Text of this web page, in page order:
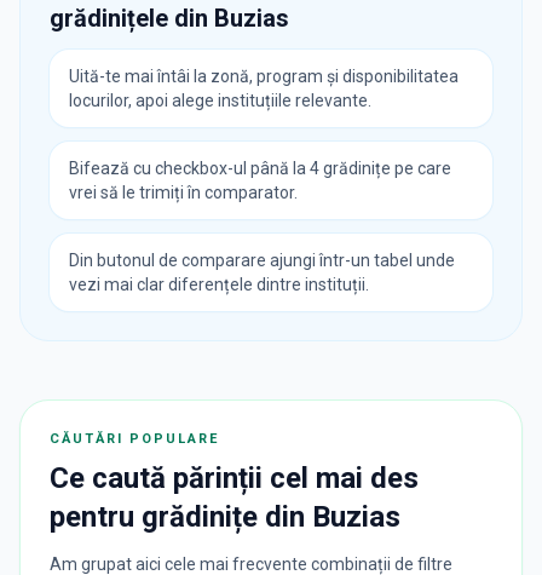
grădinițele din Buzias
Uită-te mai întâi la zonă, program și disponibilitatea
locurilor, apoi alege instituțiile relevante.
Bifează cu checkbox-ul până la 4 grădinițe pe care
vrei să le trimiți în comparator.
Din butonul de comparare ajungi într-un tabel unde
vezi mai clar diferențele dintre instituții.
CĂUTĂRI POPULARE
Ce caută părinții cel mai des
pentru grădinițe din Buzias
Am grupat aici cele mai frecvente combinații de filtre